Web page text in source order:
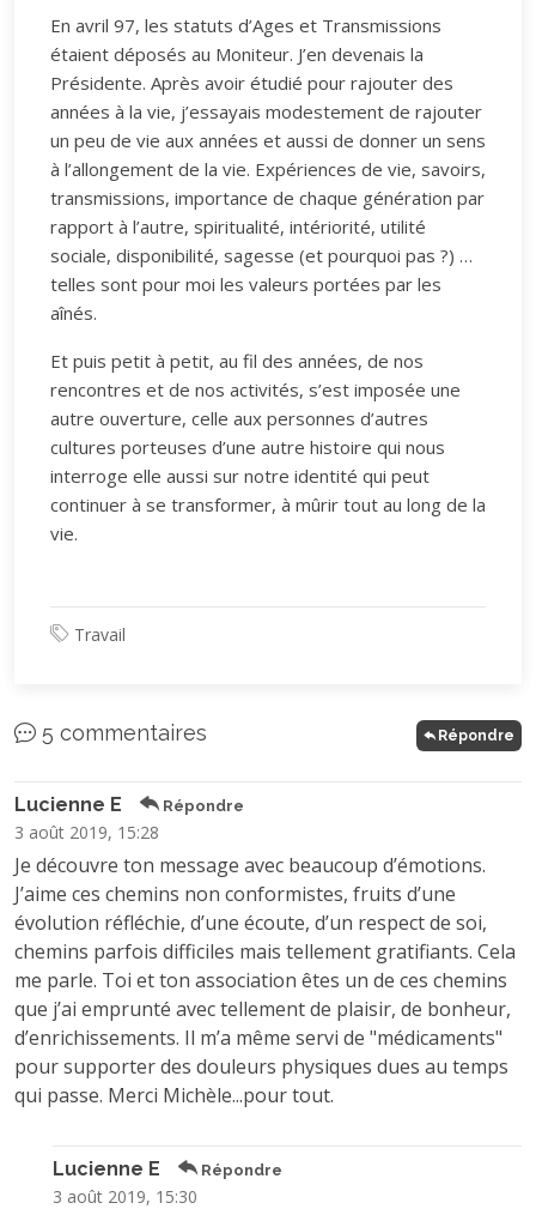
En avril 97, les statuts d’Ages et Transmissions
étaient déposés au Moniteur. J’en devenais la
Présidente. Après avoir étudié pour rajouter des
années à la vie, j’essayais modestement de rajouter
un peu de vie aux années et aussi de donner un sens
à l’allongement de la vie. Expériences de vie, savoirs,
transmissions, importance de chaque génération par
rapport à l’autre, spiritualité, intériorité, utilité
sociale, disponibilité, sagesse (et pourquoi pas ?) …
telles sont pour moi les valeurs portées par les
aînés.
Et puis petit à petit, au fil des années, de nos
rencontres et de nos activités, s’est imposée une
autre ouverture, celle aux personnes d’autres
cultures porteuses d’une autre histoire qui nous
interroge elle aussi sur notre identité qui peut
continuer à se transformer, à mûrir tout au long de la
vie.
Travail
5 commentaires Répondre
Lucienne E Répondre
3 août 2019, 15:28
Je découvre ton message avec beaucoup d’émotions.
J’aime ces chemins non conformistes, fruits d’une
évolution réfléchie, d’une écoute, d’un respect de soi,
chemins parfois difficiles mais tellement gratifiants. Cela
me parle. Toi et ton association êtes un de ces chemins
que j’ai emprunté avec tellement de plaisir, de bonheur,
d’enrichissements. Il m’a même servi de "médicaments"
pour supporter des douleurs physiques dues au temps
qui passe. Merci Michèle...pour tout.
Lucienne E Répondre
3 août 2019, 15:30